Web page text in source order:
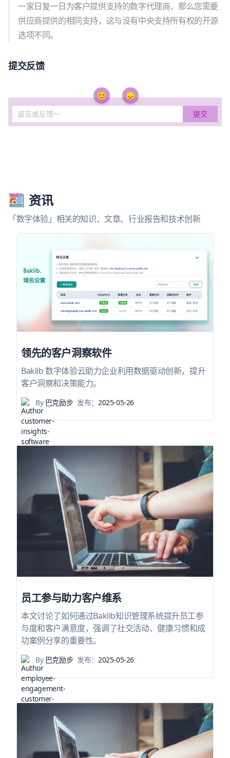
一家日复一日为客户提供支持的数字代理商，那么您需要
供应商提供的相同支持，这与没有中央支持所有权的开源
选项不同。
提交反馈
😊 😞
资讯
「数字体验」相关的知识、文章、行业报告和技术创新
领先的客户洞察软件
Baklib 数字体验云助力企业利用数据驱动创新，提升
客户洞察和决策能力。
By巴克励步 发布：2025-05-26
员工参与助力客户维系
本文讨论了如何通过Baklib知识管理系统提升员工参
与度和客户满意度，强调了社交活动、健康习惯和成
功案例分享的重要性。
By巴克励步 发布：2025-05-26